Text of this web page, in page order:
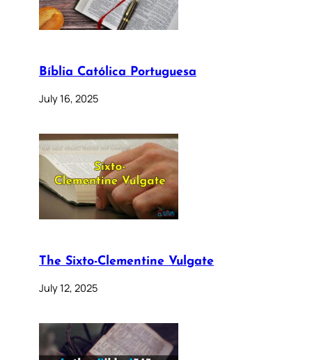
Bíblia Católica Portuguesa
July 16, 2025
The Sixto-Clementine Vulgate
July 12, 2025